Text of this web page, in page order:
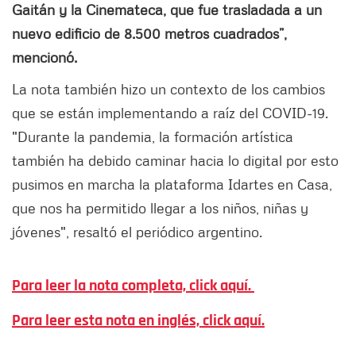
Gaitán y la Cinemateca, que fue trasladada a un
nuevo edificio de 8.500 metros cuadrados”,
mencionó.
La nota también hizo un contexto de los cambios
que se están implementando a raíz del COVID-19.
"Durante la pandemia, la formación artística
también ha debido caminar hacia lo digital por esto
pusimos en marcha la plataforma Idartes en Casa,
que nos ha permitido llegar a los niños, niñas y
jóvenes", resaltó el periódico argentino.
Para leer la nota completa, click aquí.
Para leer esta nota en inglés, click aquí.